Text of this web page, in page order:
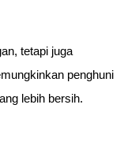
tetapi juga
penghuni
lebih bersih.